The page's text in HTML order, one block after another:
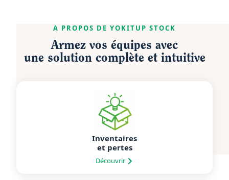
A PROPOS DE YOKITUP STOCK
Armez vos équipes avec
une solution complète et intuitive
Inventaires
et pertes
Découvrir